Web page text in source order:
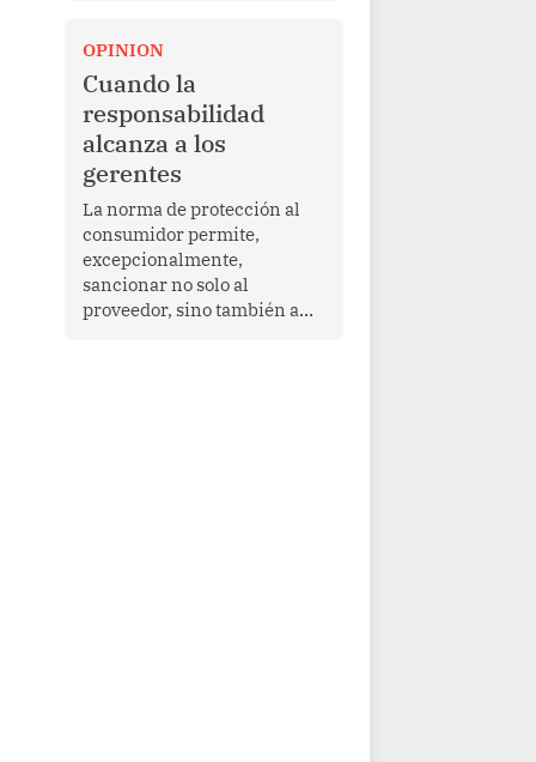
Más allá de su dimensión
religiosa, esta gira
representa una oportunidad
para reafirmar el valor del
diálogo, fortalecer los
vínculos entre los pueblos y
proyectar una imagen de
cooperación en una región
que enfrenta desafíos en
materia de desarrollo,
cohesión social y
gobernabilidad.
OPINION
Cuando la
responsabilidad
alcanza a los
gerentes
La norma de protección al
consumidor permite,
excepcionalmente,
sancionar no solo al
proveedor, sino también a